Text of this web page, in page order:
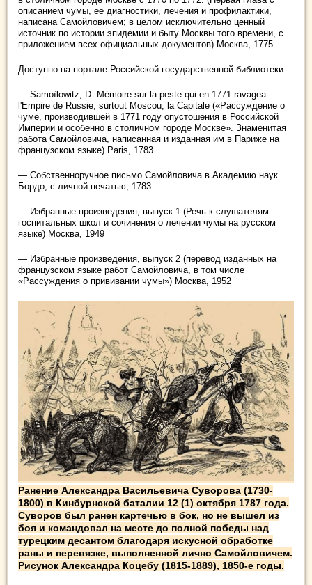
описанием чумы, ее диагностики, лечения и профилактики,
написана Самойловичем; в целом исключительно ценный
источник по истории эпидемии и быту Москвы того времени, с
приложением всех официальных документов) Москва, 1775.
Доступно на портале Российской государственной библиотеки.
— Samoïlowitz, D. Mémoire sur la peste qui en 1771 ravagea
l'Empire de Russie, surtout Moscou, la Capitale («Рассуждение о
чуме, производившей в 1771 году опустошения в Российской
Империи и особенно в столичном городе Москве». Знаменитая
работа Самойловича, написанная и изданная им в Париже на
французском языке) Paris, 1783.
— Собственноручное письмо Самойловича в Академию наук
Бордо, с личной печатью, 1783
— Избранные произведения, выпуск 1 (Речь к слушателям
госпитальных школ и сочинения о лечении чумы на русском
языке) Москва, 1949
— Избранные произведения, выпуск 2 (перевод изданных на
французском языке работ Самойловича, в том числе
«Рассуждения о прививании чумы») Москва, 1952
Ранение Александра Васильевича Суворова (1730-
1800) в Кинбурнской баталии 12 (1) октября 1787 года.
Суворов был ранен картечью в бок, но не вышел из
боя и командовал на месте до полной победы над
турецким десантом благодаря искусной обработке
раны и перевязке, выполненной лично Самойловичем.
Рисунок Александра Коцебу (1815-1889), 1850-е годы.